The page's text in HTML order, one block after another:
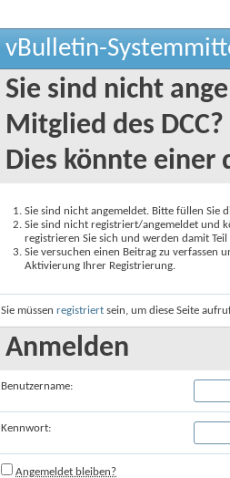
vBulletin-
Sie sind nicht
Mitglied des DCC?
Dies könnte einer
Sie sind nicht angemeldet. Bitte füllen Sie
Sie sind nicht registriert/angemeldet und
registrieren Sie sich und werden damit
Sie versuchen einen Beitrag zu verfassen
Aktivierung Ihrer Registrierung.
Sie müssen registriert sein, um diese Seite
Anmelden
Benutzername:
Kennwort:
Angemeldet bleiben?